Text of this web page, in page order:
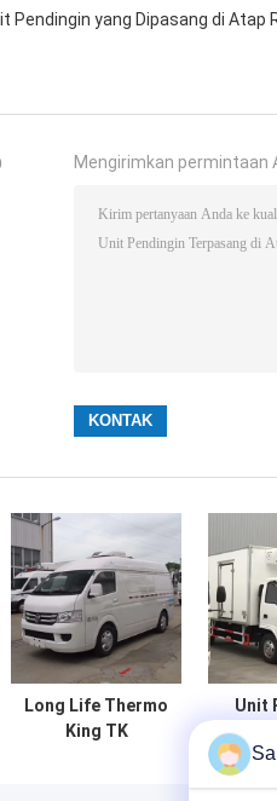
Pendingin yang Dipasang di Atap
Mengirimkan permintaan
Long Life Thermo
King TK
Unit
Atap